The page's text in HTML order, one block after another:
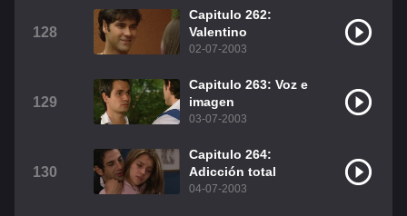
128
Capitulo 262:
Valentino
02-07-2003
129
Capitulo 263: Voz e
imagen
03-07-2003
130
Capitulo 264:
Adicción total
04-07-2003